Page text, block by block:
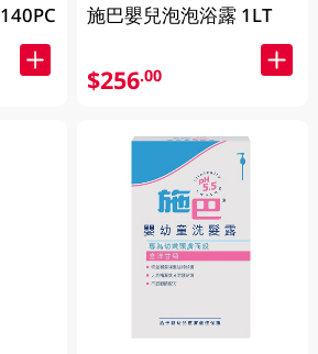
施巴嬰兒泡泡浴露 1LT
$256.00